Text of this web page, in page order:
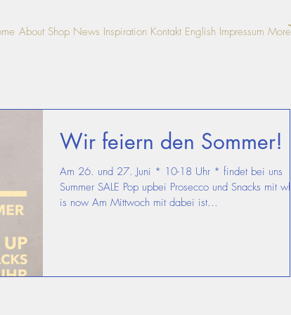
About Shop News Inspiration Kontakt English Impressum More
Wir feiern den Sommer!
Am 26. und 27. Juni * 10-18 Uhr * findet bei uns
Summer SALE Pop upbei Prosecco und Snacks mit when
is now Am Mittwoch mit dabei ist...